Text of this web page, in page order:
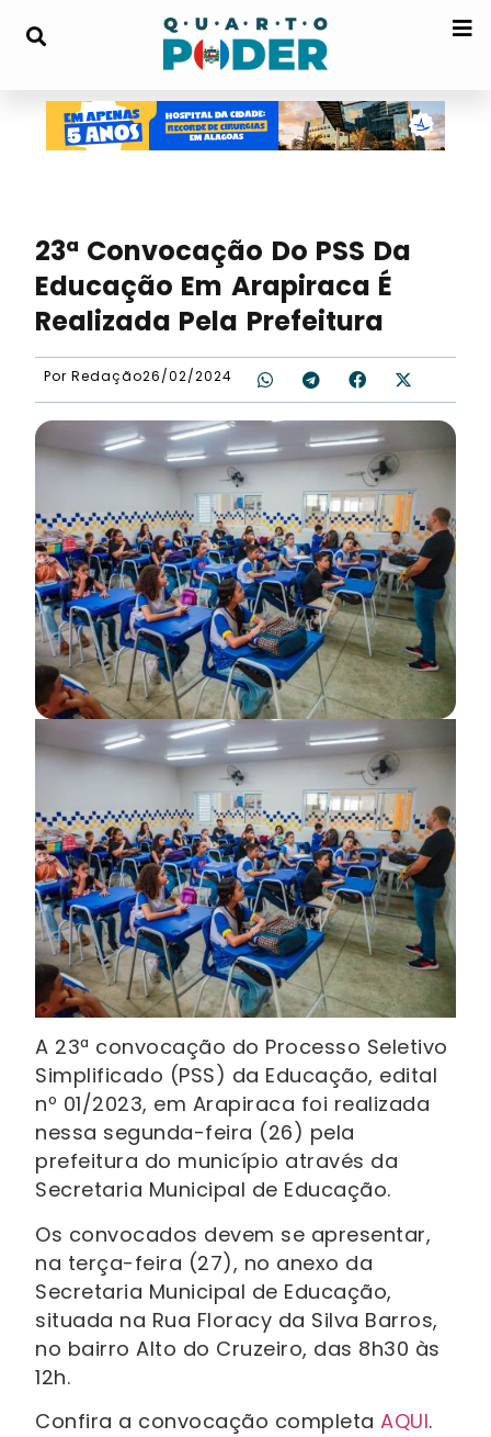
23ª Convocação Do PSS Da
Educação Em Arapiraca É
Realizada Pela Prefeitura
Por Redação26/02/2024
A 23ª convocação do Processo Seletivo
Simplificado (PSS) da Educação, edital
nº 01/2023, em Arapiraca foi realizada
nessa segunda-feira (26) pela
prefeitura do município através da
Secretaria Municipal de Educação.
Os convocados devem se apresentar,
na terça-feira (27), no anexo da
Secretaria Municipal de Educação,
situada na Rua Floracy da Silva Barros,
no bairro Alto do Cruzeiro, das 8h30 às
12h.
Confira a convocação completa AQUI.